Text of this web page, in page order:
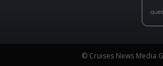
© Cruises News Media